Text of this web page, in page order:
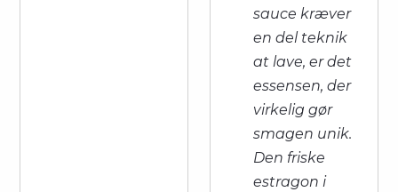
sauce kræver
en del teknik
at lave, er det
essensen, der
virkelig gør
smagen unik.
Den friske
estragon i